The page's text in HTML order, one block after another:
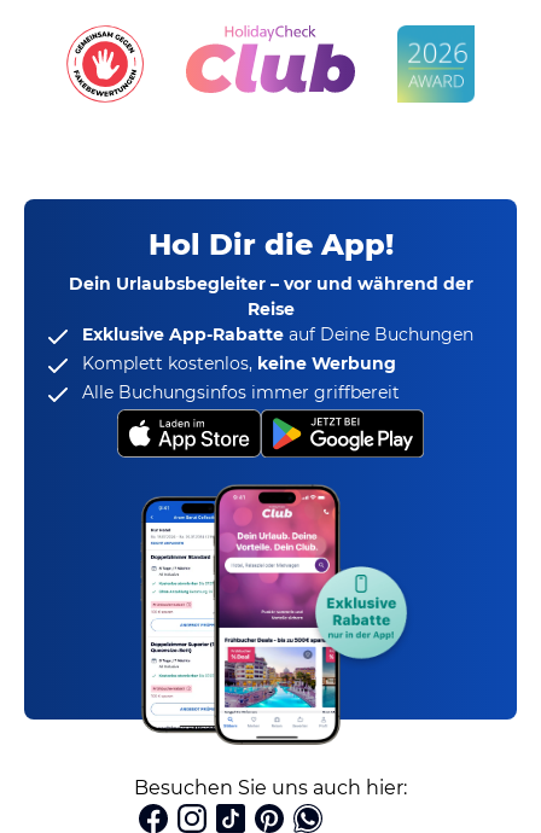
Hol Dir die App!
Dein Urlaubsbegleiter – vor und während der
Reise
Exklusive App-Rabatte auf Deine Buchungen
Komplett kostenlos, keine Werbung
Alle Buchungsinfos immer griffbereit
Besuchen Sie uns auch hier: